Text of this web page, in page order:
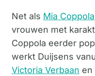
Net als Mia Coppola
vrouwen met
Coppola eerder
werkt Duijsens
Victoria Verbaan en